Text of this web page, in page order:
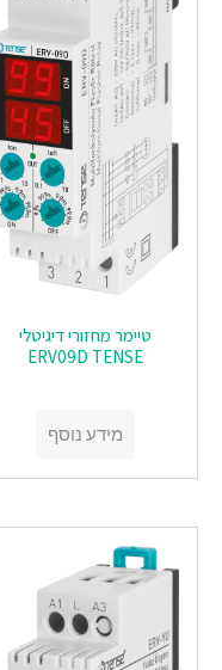
טיימר מחזורי דיגיטלי
ERV09D TENSE
מידע נוסף